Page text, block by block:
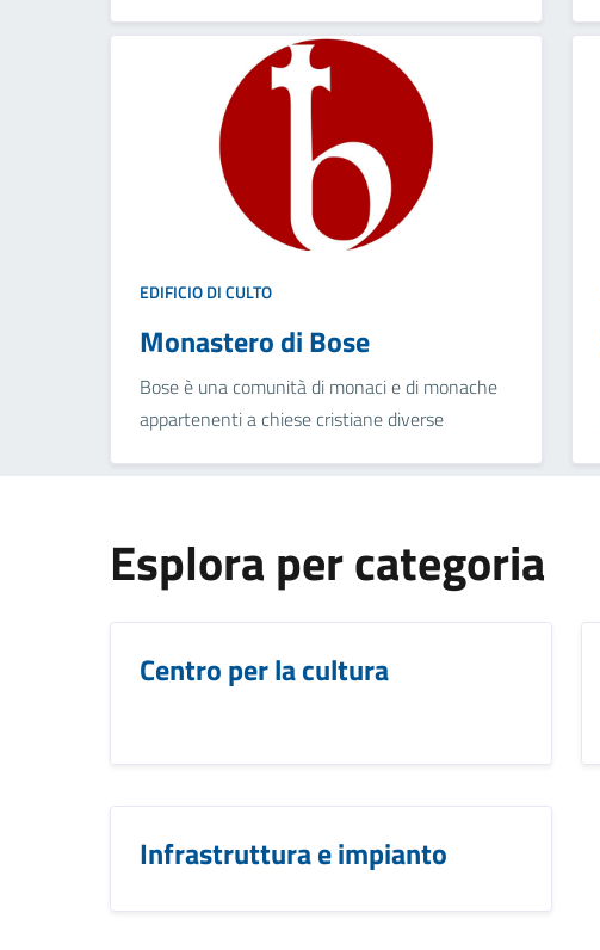
EDIFICIO DI CULTO
Monastero di Bose
Bose è una comunità di monaci e di monache
appartenenti a chiese cristiane diverse
Esplora per categoria
Centro per la cultura
Infrastruttura e impianto